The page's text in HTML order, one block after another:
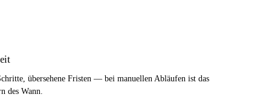
übersehene Fristen — bei manuellen Abläufen ist das
des Wann.